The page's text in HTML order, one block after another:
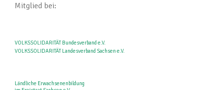
Mitglied bei:
VOLKSSOLIDARITÄT Bundesverband e.V.
VOLKSSOLIDARITÄT Landesverband Sachsen e.V.
Ländliche Erwachsenenbildung